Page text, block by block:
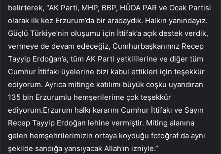
belirterek, “AK Parti, MHP, BBP, HÜDA PAR ve Ocak Partisi
olarak ilk kez Erzurum’da bir aradaydık. Halkın yanındayız.
Güçlü Türkiye’nin oluşumu için İttifak’a açık destek verdik,
vermeye de devam edeceğiz, Cumhurbaşkanımız Recep
Tayyip Erdoğan’a, tüm AK Parti yetkililerine ve diğer tüm
Cumhur İttifakı üyelerine bizi kabul ettikleri için teşekkür
ediyorum. Ayrıca mitinge katılımı büyük coşku uyandıran
135 bin Erzurumlu hemşerilerime çok teşekkür
ediyorum.Erzurum halkı kararını Cumhur İttifakı ve Sayın
Recep Tayyip Erdoğan lehine vermiştir. Miting alanına
gelen hemşehrilerimizin ortaya koyduğu fotoğraf da aynı
şekilde sandığa yansıyacak Allah’ın izniyle.”